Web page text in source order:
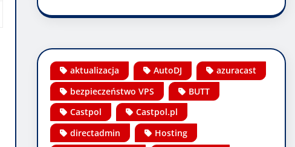
aktualizacja AutoDJ
azuracast
bezpieczeństwo VPS
BUTT
Castpol
Castpol.pl
directadmin
Hosting